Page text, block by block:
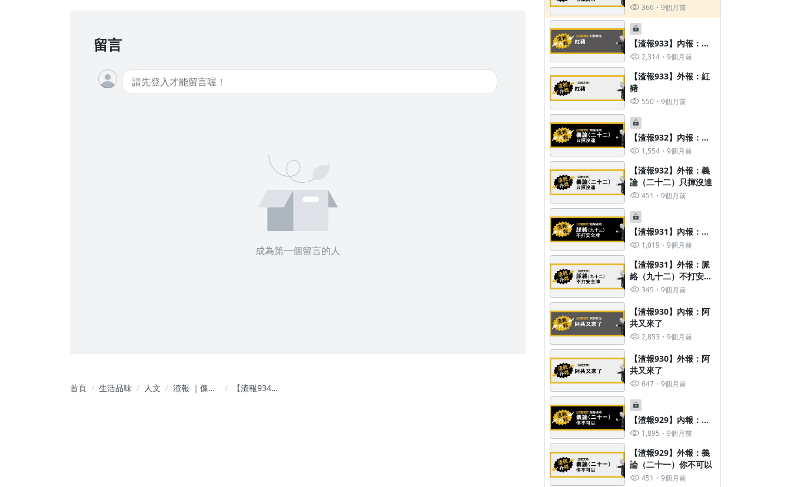
留言
成為第一個留言的人
首頁 生活品味 人文
渣報 ｜像渣
【渣報934】
366 9個月前
【渣報933】內報：紅
豬 2,314 9個月前
【渣報933】外報：紅
豬
550 9個月前
【渣報932】內報：義
論（二十二）只揮沒達
1,554 9個月前
【渣報932】外報：義
論（二十二）只揮沒達
451 9個月前
【渣報931】內報：脈
絡（九十二）不打安全
1,019 9個月前
【渣報931】外報：脈
絡（九十二）不打安全
牌 345 9個月前
【渣報930】內報：阿
共又來了
2,853 9個月前
【渣報930】外報：阿
共又來了
647 9個月前
【渣報929】內報：義
論（二十一）你不可以
1,895 9個月前
【渣報929】外報：義
論（二十一）你不可以
451 9個月前